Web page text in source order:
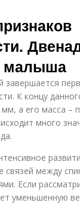
малыша
завершается
К концу
а его масса –
много
связей между
Если
уменьшенную